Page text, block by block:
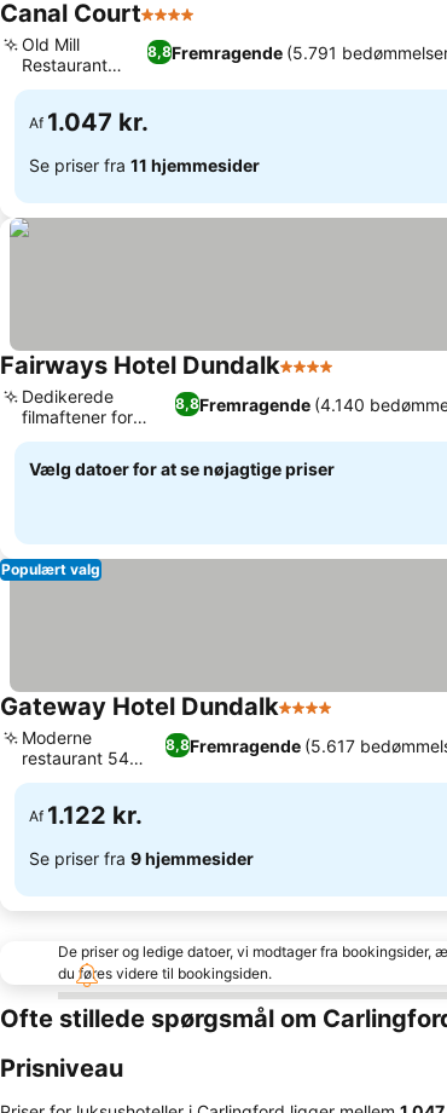
Canal Court4 Stjerner
8,8Fremragende (5.791
Old Mill
Restaurant
spisning
Af 1.047 kr.
Se priser fra 11 hjemmesider
Fairways Hotel Dundalk4 Stjerner
8,8Fremragende (4.140
Dedikerede
filmaftener for
familien
Vælg datoer for at se nøjagtige priser
Populært valg
Gateway Hotel Dundalk4 Stjerner
8,8Fremragende (5.617
Moderne
restaurant 54
Degrees
Af 1.122 kr.
Se priser fra 9 hjemmesider
De priser og ledige datoer, vi modtager fra
du føres videre til bookingsiden.
Ofte stillede spørgsmål om
Prisniveau